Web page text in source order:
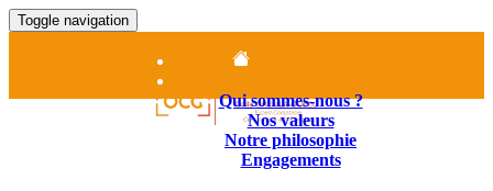
Toggle navigation
Qui sommes-nous ?
Nos valeurs
Notre philosophie
Engagements